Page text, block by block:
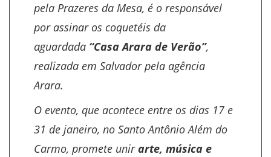
pela Prazeres da Mesa, é o responsável
por assinar os coquetéis da
aguardada “Casa Arara de Verão”,
realizada em Salvador pela agência
Arara.
O evento, que acontece entre os dias 17 e
31 de janeiro, no Santo Antônio Além do
Carmo, promete unirarte, música e